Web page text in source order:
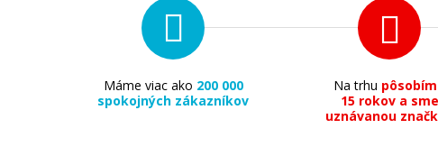
Máme viac ako 200 000
spokojných zákazníkov
Na trhu
15 rokov a sme
uznávanou